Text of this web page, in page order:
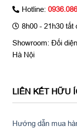
Hotline:
8h00 - 21h30 tất
Showroom: Đối
Hà Nội
LIÊN KẾT HỮU
Hướng dẫn mua